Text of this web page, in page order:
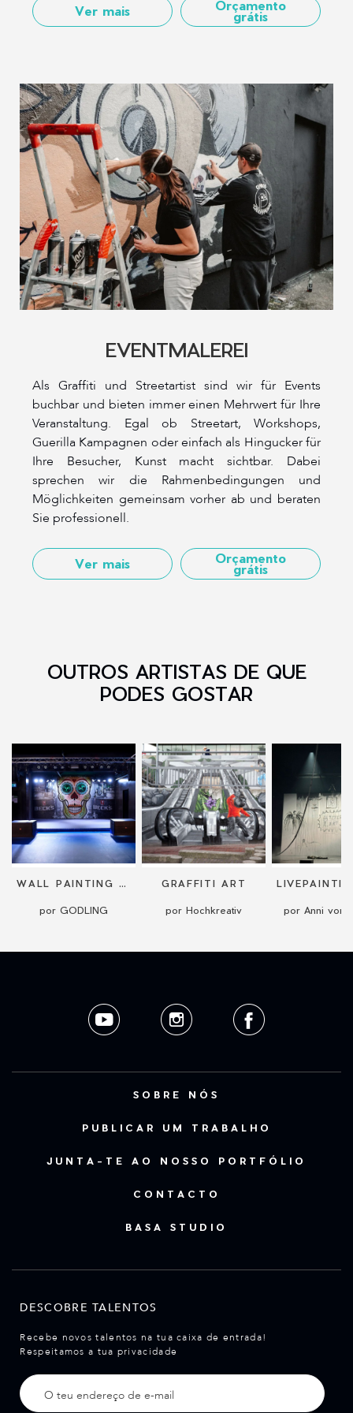
Ver mais Orçamento
grátis
EVENTMALEREI
Als Graffiti und Streetartist sind wir für Events
buchbar und bieten immer einen Mehrwert für Ihre
Veranstaltung. Egal ob Streetart, Workshops,
Guerilla Kampagnen oder einfach als Hingucker für
Ihre Besucher, Kunst macht sichtbar. Dabei
sprechen wir die Rahmenbedingungen und
Möglichkeiten gemeinsam vorher ab und beraten
Sie professionell.
Ver mais Orçamento
grátis
OUTROS ARTISTAS DE QUE
PODES GOSTAR
WALL PAINTING / MURALS
por GODLING
GRAFFITI ART
por Hochkreativ por Anni von
SOBRE NÓS
PUBLICAR UM TRABALHO
JUNTA-TE AO NOSSO PORTFÓLIO
CONTACTO
BASA STUDIO
DESCOBRE TALENTOS
Recebe novos talentos na tua caixa de entrada!
Respeitamos a tua privacidade